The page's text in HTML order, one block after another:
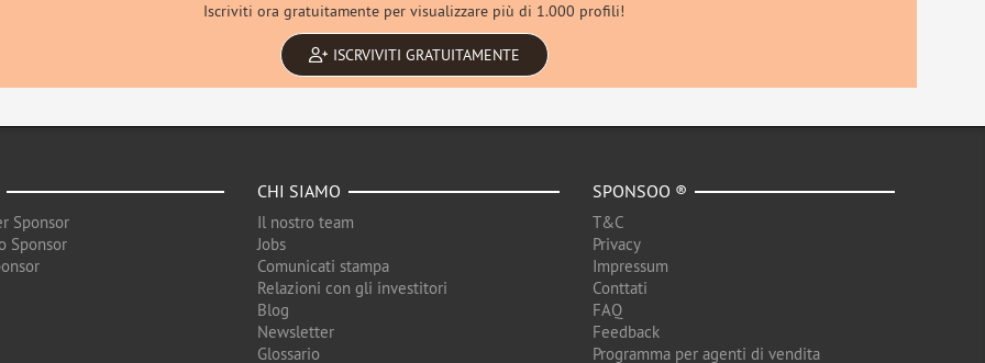
Iscriviti ora gratuitamente per visualizzare più di 1.000 profili!
ISCRVIVITI GRATUITAMENTE
Sponsor
Sponsor
CHI SIAMO
Il nostro team
Jobs
Comunicati stampa
Relazioni con gli investitori
Blog
Newsletter
Glossario
SPONSOO ®
T&C
Privacy
Impressum
Conttati
FAQ
Feedback
Programma per agenti di vendita